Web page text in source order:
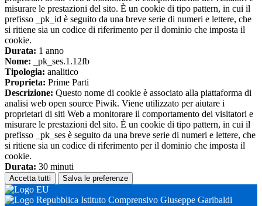
misurare le prestazioni del sito. È un cookie di tipo pattern, in cui il
prefisso _pk_id è seguito da una breve serie di numeri e lettere, che
si ritiene sia un codice di riferimento per il dominio che imposta il
cookie.
Durata: 1 anno
Nome: _pk_ses.1.12fb
Tipologia: analitico
Proprieta: Prime Parti
Descrizione: Questo nome di cookie è associato alla piattaforma di
analisi web open source Piwik. Viene utilizzato per aiutare i
proprietari di siti Web a monitorare il comportamento dei visitatori e
misurare le prestazioni del sito. È un cookie di tipo pattern, in cui il
prefisso _pk_ses è seguito da una breve serie di numeri e lettere, che
si ritiene sia un codice di riferimento per il dominio che imposta il
cookie.
Durata: 30 minuti
Accetta tutti Salva le preferenze
Istituto Comprensivo Giuseppe Garibaldi